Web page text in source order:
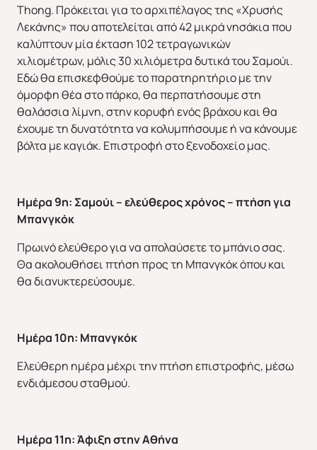
Thong. Πρόκειται για το αρχιπέλαγος της «Χρυσής
Λεκάνης» που αποτελείται από 42 μικρά νησάκια που
καλύπτουν μία έκταση 102 τετραγωνικών
χιλιομέτρων, μόλις 30 χιλιόμετρα δυτικά του Σαμούι.
Εδώ θα επισκεφθούμε το παρατηρητήριο με την
όμορφη θέα στο πάρκο, θα περπατήσουμε στη
θαλάσσια λίμνη, στην κορυφή ενός βράχου και θα
έχουμε τη δυνατότητα να κολυμπήσουμε ή να κάνουμε
βόλτα με καγιάκ. Επιστροφή στο ξενοδοχείο μας.
Ημέρα 9η: Σαμούι – ελεύθερος χρόνος – πτήση για
Μπανγκόκ
Πρωινό ελεύθερο για να απολαύσετε το μπάνιο σας.
Θα ακολουθήσει πτήση προς τη Μπανγκόκ όπου και
θα διανυκτερεύσουμε.
Ημέρα 10η: Μπανγκόκ
Ελεύθερη ημέρα μέχρι την πτήση επιστροφής, μέσω
ενδιάμεσου σταθμού.
Ημέρα 11η: Άφιξη στην Αθήνα